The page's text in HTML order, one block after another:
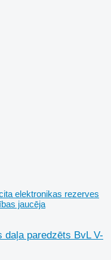
elektronikas rezerves
jaucēja
paredzēts BvL V-